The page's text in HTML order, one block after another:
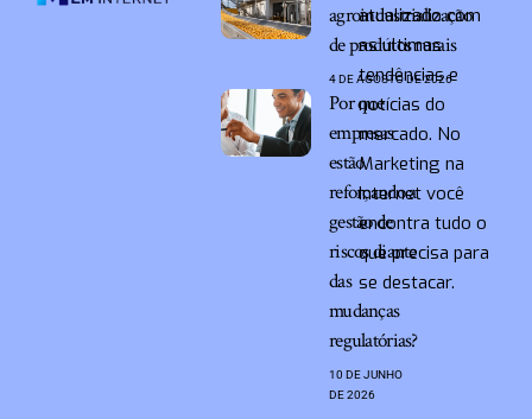
agroindustrialização
de produtos rurais
4 DE AGOSTO DE 2026
Por que
empresas
estão
reforçando a
gestão de
riscos diante
das
mudanças
regulatórias?
10 DE JUNHO
DE 2026
atualizado com
as últimas
tendências e
notícias do
mercado. No
Marketing na
Internet você
encontra tudo o
que precisa para
se destacar.